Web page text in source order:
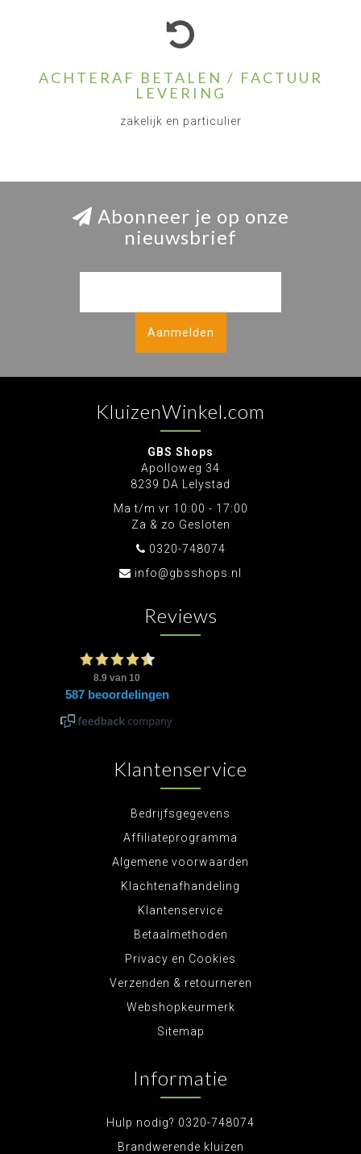
ACHTERAF BETALEN / FACTUUR
LEVERING
zakelijk en particulier
Abonneer je op onze
nieuwsbrief
Aanmelden
KluizenWinkel.com
GBS Shops
Apolloweg 34
8239 DA Lelystad
Ma t/m vr 10:00 - 17:00
Za & zo Gesloten
0320-748074
info@gbsshops.nl
Reviews
Klantenservice
Bedrijfsgegevens
Affiliateprogramma
Algemene voorwaarden
Klachtenafhandeling
Klantenservice
Betaalmethoden
Privacy en Cookies
Verzenden & retourneren
Webshopkeurmerk
Sitemap
Informatie
Hulp nodig? 0320-748074
Brandwerende kluizen